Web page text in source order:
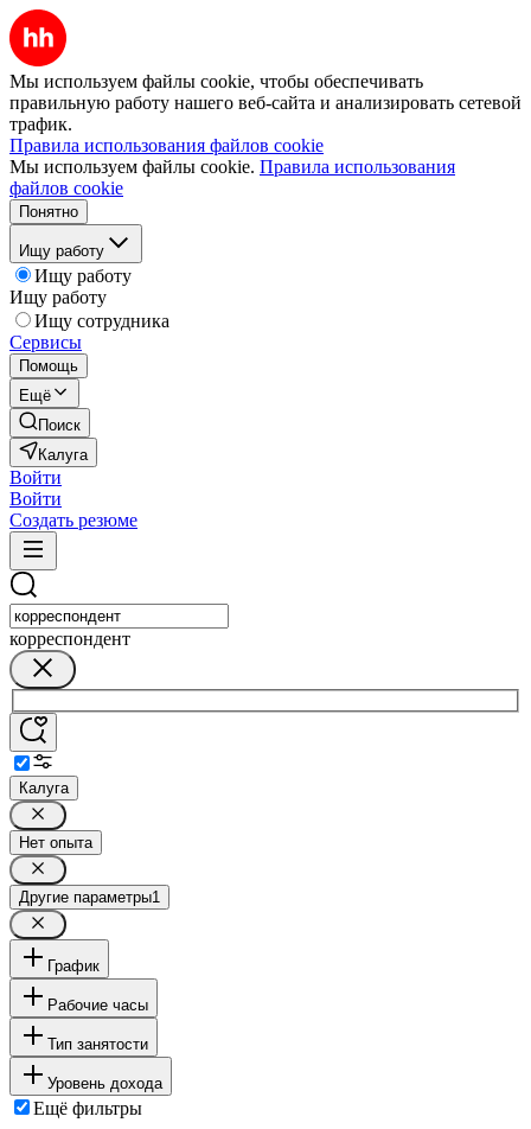
Мы используем файлы cookie, чтобы обеспечивать
правильную работу нашего веб-сайта и анализировать сетевой
трафик.
Правила использования файлов cookie
Мы используем файлы cookie. Правила использования
файлов cookie
Понятно
Ищу работу
Ищу работу
Ищу работу
Ищу сотрудника
Сервисы
Помощь
Ещё
Поиск
Калуга
Войти
Войти
Создать резюме
корреспондент
Калуга
Нет опыта
Другие параметры1
График
Рабочие часы
Тип занятости
Уровень дохода
Ещё фильтры